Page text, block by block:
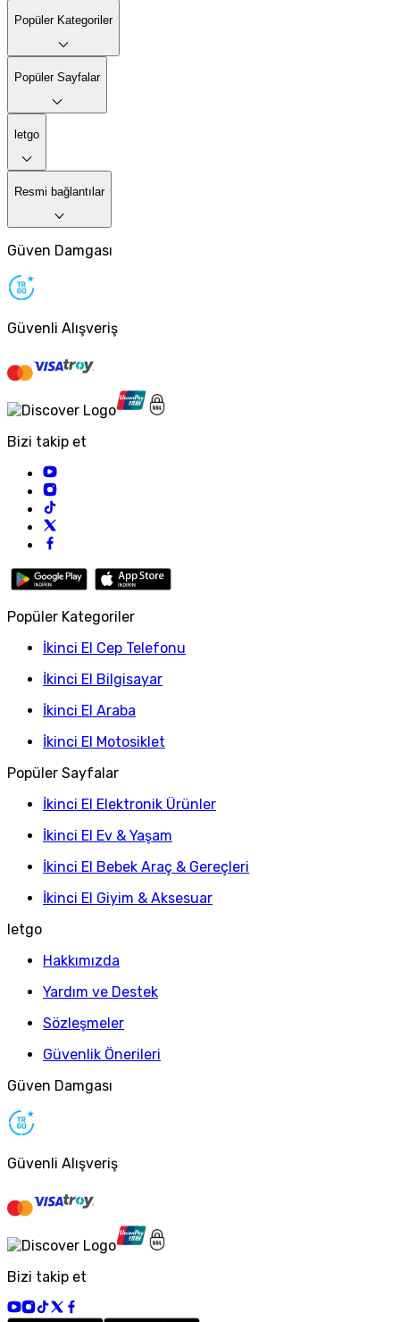
Popüler Kategoriler
Popüler Sayfalar
letgo
Resmi bağlantılar
Güven Damgası
Güvenli Alışveriş
Bizi takip et
Popüler Kategoriler
İkinci El Cep Telefonu
İkinci El Bilgisayar
İkinci El Araba
İkinci El Motosiklet
Popüler Sayfalar
İkinci El Elektronik Ürünler
İkinci El Ev & Yaşam
İkinci El Bebek Araç & Gereçleri
İkinci El Giyim & Aksesuar
letgo
Hakkımızda
Yardım ve Destek
Sözleşmeler
Güvenlik Önerileri
Güven Damgası
Güvenli Alışveriş
Bizi takip et